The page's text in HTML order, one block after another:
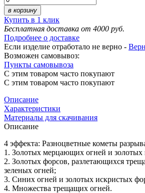
в корзину
Купить в 1 клик
Бесплатная доставка от 4000 руб.
Подробнее о доставке
Если изделие отработало не верно -
Возможен самовывоз:
Пункты самовывоза
С этим товаром часто покупают
С этим товаром часто покупают
Описание
Характеристики
Материалы для скачивания
Описание
4 эффекта: Разноцветные кометы
1. Золотых мерцающих огней и золотых
2. Золотых форсов, разлетающихся
зеленых огней;
3. Синих огней и золотых искристых
4. Множества трещащих огней.